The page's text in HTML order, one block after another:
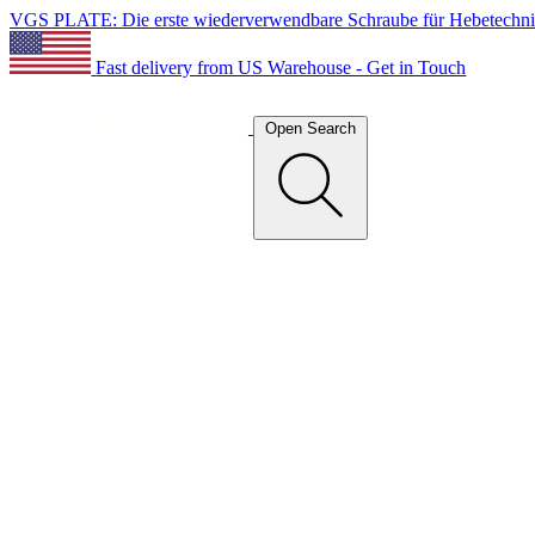
VGS PLATE: Die erste wiederverwendbare Schraube für
Fast delivery from US Warehouse - Get in Touch
Open Search